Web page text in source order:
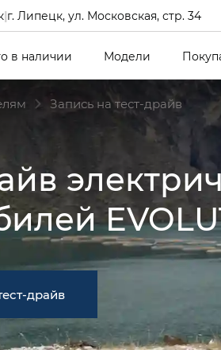
|г. Липецк, ул. Московская, стр. 34
в наличии Модели
Запись на тест-драйв
драйв